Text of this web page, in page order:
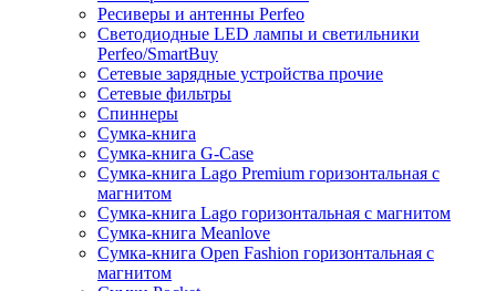
Ресиверы и антенны Perfeo
Светодиодные LED лампы и светильники
Perfeo/SmartBuy
Сетевые зарядные устройства прочие
Сетевые фильтры
Спиннеры
Сумка-книга
Сумка-книга G-Case
Сумка-книга Lago Premium горизонтальная с
магнитом
Сумка-книга Lago горизонтальная с магнитом
Сумка-книга Meanlove
Сумка-книга Open Fashion горизонтальная с
магнитом